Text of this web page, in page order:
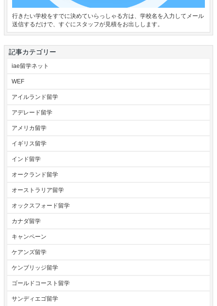
行きたい学校をすでに決めていらっしゃる方は、学校名を入力してメール
送信するだけで、すぐにスタッフが見積をお出しします。
記事カテゴリー
iae留学ネット
WEF
アイルランド留学
アデレード留学
アメリカ留学
イギリス留学
インド留学
オークランド留学
オーストラリア留学
オックスフォード留学
カナダ留学
キャンペーン
ケアンズ留学
ケンブリッジ留学
ゴールドコースト留学
サンディエゴ留学